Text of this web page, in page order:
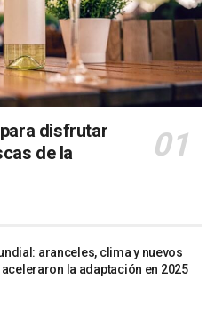
disfrutar
de la
aranceles, clima y nuevos
la adaptación en 2025